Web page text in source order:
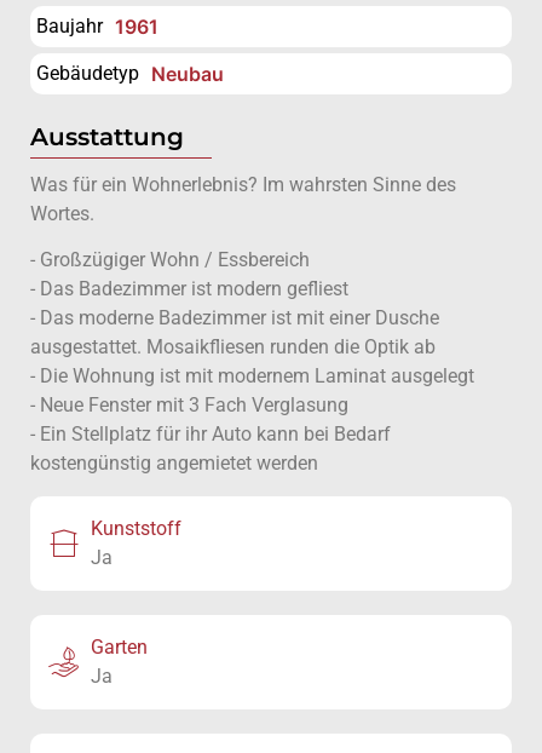
Baujahr 1961
Gebäudetyp Neubau
Ausstattung
Was für ein Wohnerlebnis? Im wahrsten Sinne des
Wortes.
- Großzügiger Wohn / Essbereich
- Das Badezimmer ist modern gefliest
- Das moderne Badezimmer ist mit einer Dusche
ausgestattet. Mosaikfliesen runden die Optik ab
- Die Wohnung ist mit modernem Laminat ausgelegt
- Neue Fenster mit 3 Fach Verglasung
- Ein Stellplatz für ihr Auto kann bei Bedarf
kostengünstig angemietet werden
Kunststoff
Ja
Garten
Ja